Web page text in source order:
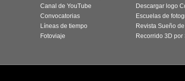
Canal de YouTube
Convocatorias
Líneas de tiempo
Fotoviaje
Descargar logo
Escuelas de
Revista Sueño
Recorrido 3D por